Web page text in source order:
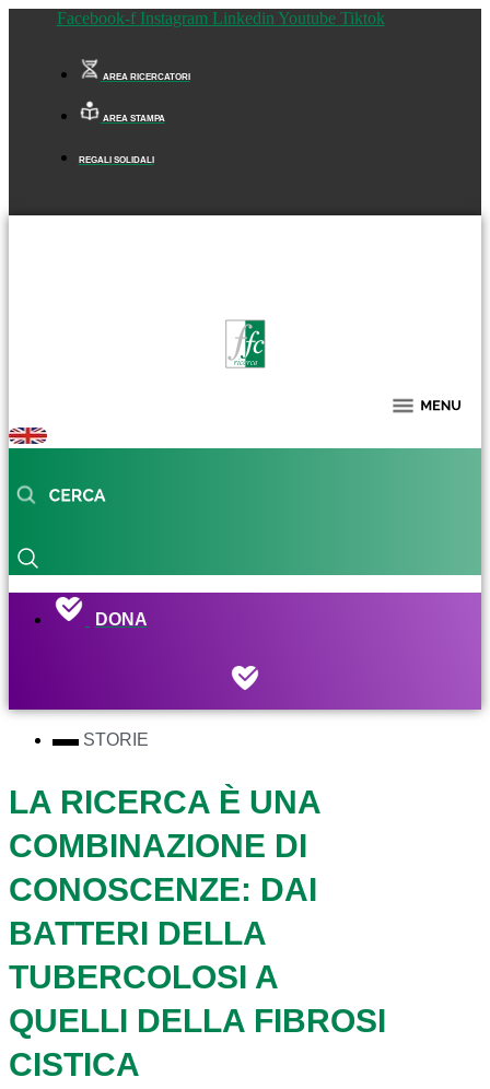
Facebook-f Instagram Linkedin Youtube Tiktok
AREA RICERCATORI
AREA STAMPA
REGALI SOLIDALI
DONA
STORIE
LA RICERCA È UNA
COMBINAZIONE DI
CONOSCENZE: DAI
BATTERI DELLA
TUBERCOLOSI A
QUELLI DELLA FIBROSI
CISTICA